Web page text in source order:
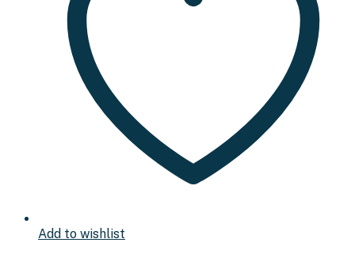
Add to wishlist